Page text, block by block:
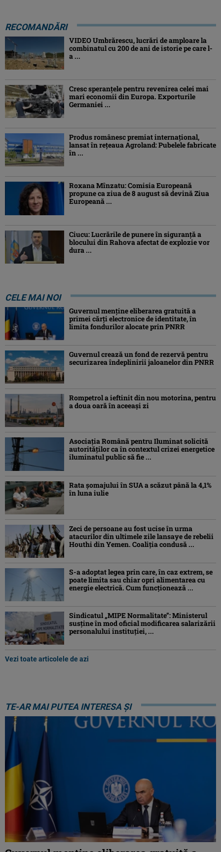
RECOMANDĂRI
VIDEO Umbrărescu, lucrări de amploare la
combinatul cu 200 de ani de istorie pe care l-
a ...
Cresc speranțele pentru revenirea celei mai
mari economii din Europa. Exporturile
Germaniei ...
Produs românesc premiat internațional,
lansat în rețeaua Agroland: Pubelele fabricate
în ...
Roxana Mînzatu: Comisia Europeană
propune ca ziua de 8 august să devină Ziua
Europeană ...
Ciucu: Lucrările de punere în siguranță a
blocului din Rahova afectat de explozie vor
dura ...
CELE MAI NOI
Guvernul menține eliberarea gratuită a
primei cărţi electronice de identitate, în
limita fondurilor alocate prin PNRR
Guvernul crează un fond de rezervă pentru
securizarea îndeplinirii jaloanelor din PNRR
Rompetrol a ieftinit din nou motorina, pentru
a doua oară în aceeași zi
Asociaţia Română pentru Iluminat solicită
autorităților ca în contextul crizei energetice
iluminatul public să fie ...
Rata șomajului în SUA a scăzut până la 4,1%
în luna iulie
Zeci de persoane au fost ucise în urma
atacurilor din ultimele zile lansaye de rebelii
Houthi din Yemen. Coaliția condusă ...
S-a adoptat legea prin care, în caz extrem, se
poate limita sau chiar opri alimentarea cu
energie electrică. Cum funcționează ...
Sindicatul „MIPE Normalitate”: Ministerul
susține în mod oficial modificarea salarizării
personalului instituției, ...
Vezi toate articolele de azi
TE-AR MAI PUTEA INTERESA ȘI